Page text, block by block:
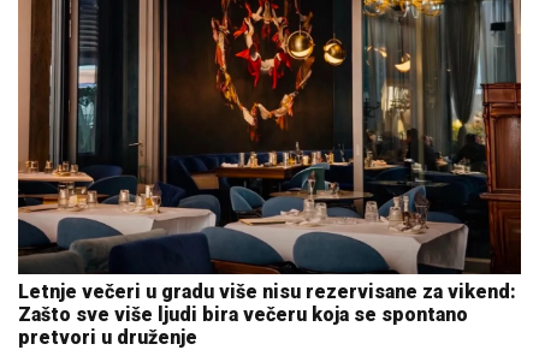
Letnje večeri u gradu više nisu rezervisane za vikend:
Zašto sve više ljudi bira večeru koja se spontano
pretvori u druženje